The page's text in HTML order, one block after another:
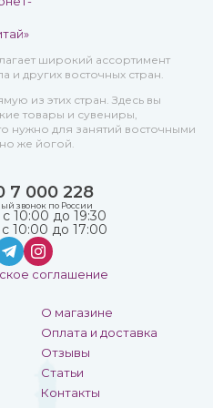
широкий ассортимент
и других восточных стран.
из этих стран. Здесь вы
товары и сувениры,
нужно для занятий восточными
же йогой.
О магазине
Оплата и доставка
Отзывы
Статьи
Контакты
7 000 228
звонок по России
10:00 до 19:30
10:00 до 17:00
соглашение